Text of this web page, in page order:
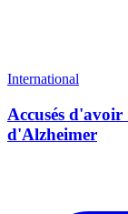
International
Accusés d'avoir
d'Alzheimer